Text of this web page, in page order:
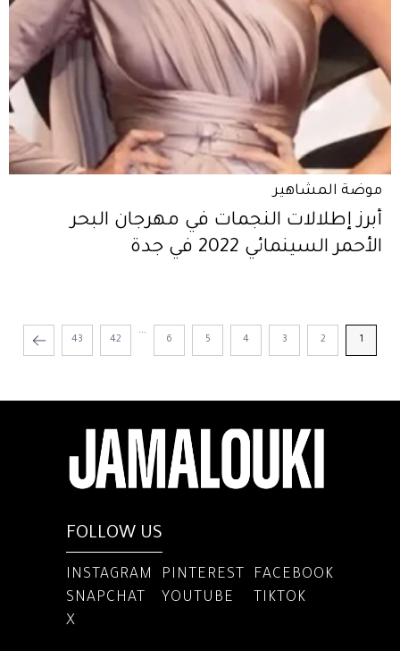
موضة المشاهير
أبرز إطلالات النجمات في مهرجان البحر
الأحمر السينمائي 2022 في جدة
1
2
3
4
5
6
...
42
43
FOLLOW US
INSTAGRAM PINTEREST
FACEBOOK
SNAPCHAT
YOUTUBE
TIKTOK
X